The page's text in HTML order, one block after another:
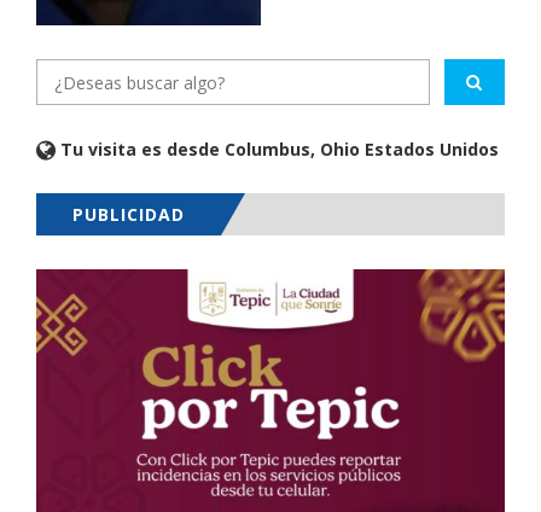
Tu visita es desde Columbus, Ohio Estados Unidos
PUBLICIDAD